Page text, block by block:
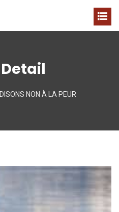
DISONS NON À LA PEUR